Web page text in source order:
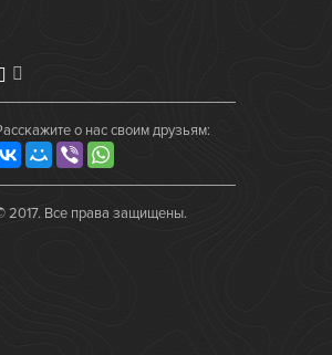
о нас своим друзьям:
2017. Все права защищены.